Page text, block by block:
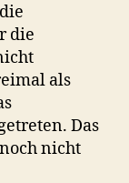
die
als
Das
nicht